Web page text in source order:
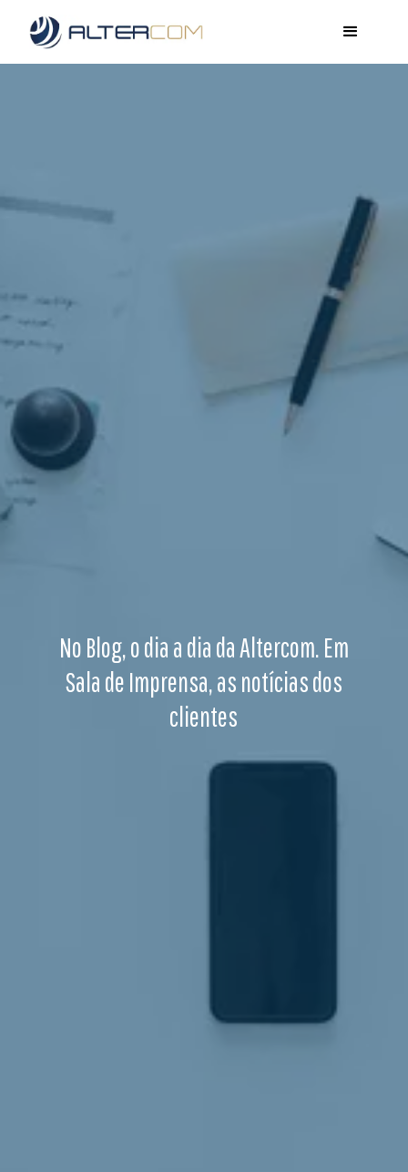
No Blog, o dia a dia da Altercom. Em
Sala de Imprensa, as notícias dos
clientes